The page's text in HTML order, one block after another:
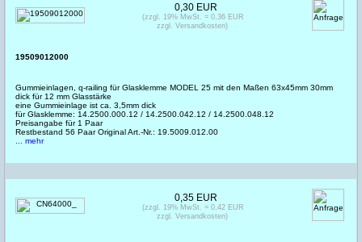
19509012000
Gummieinlagen, q-railing für Glasklemme MODEL 25 mit den Maßen 63x45mm 30mm
dick für 12 mm Glasstärke
eine Gummieinlage ist ca. 3,5mm dick
für Glasklemme: 14.2500.000.12 / 14.2500.042.12 / 14.2500.048.12
Preisangabe für 1 Paar
Restbestand 56 Paar Original Art.-Nr.: 19.5009.012.00
... mehr
0,30 EUR
(zzgl. 19% MwSt. = 0,36 EUR
zzgl. Versandkosten)
0,35 EUR
(zzgl. 19% MwSt. = 0,42 EUR
zzgl. Versandkosten)